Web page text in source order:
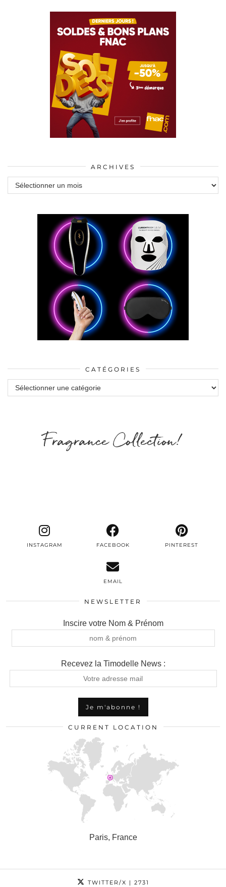
ARCHIVES
Archives
CATÉGORIES
Catégories
Fragrance Collection!
INSTAGRAM FACEBOOK PINTEREST
EMAIL
NEWSLETTER
Inscire votre Nom & Prénom
Recevez la Timodelle News :
CURRENT LOCATION
Paris, France
TWITTER/X | 2731